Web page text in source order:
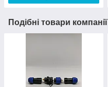
Подібні товари компанії